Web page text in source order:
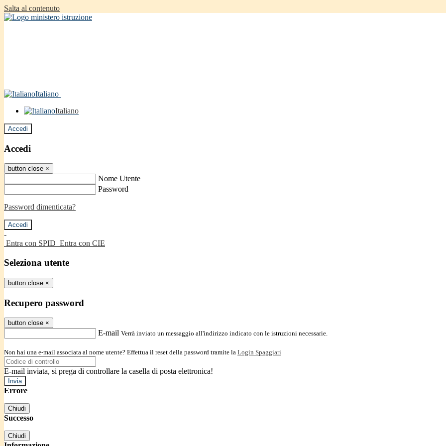
Salta al contenuto
Italiano
Italiano
Accedi
Accedi
button close ×
Nome Utente
Password
Password dimenticata?
-
Entra con SPID Entra con CIE
Seleziona utente
button close ×
Recupero password
button close ×
E-mail Verrà inviato un messaggio all'indirizzo indicato con le istruzioni necessarie.
Non hai una e-mail associata al nome utente? Effettua il reset della password tramite la Login Spaggiari
E-mail inviata, si prega di controllare la casella di posta elettronica!
Errore
Chiudi
Successo
Chiudi